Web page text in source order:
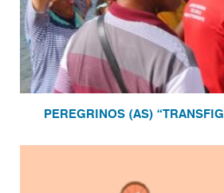
PEREGRINOS (AS)